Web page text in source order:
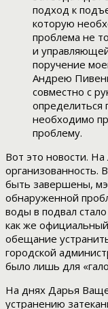
подход к
которую
проблема не
и
поручение
Андрею
совместно с
определиться
необходимо
проблему.
Вот это новости.
организованность.
быть завершены,
обнаруженной
воды в подвал стало
как же
обещание
городской
было лишь для
На днях Дарья
устранению